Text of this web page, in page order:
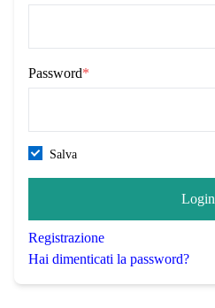
Password*
Salva
Login
Registrazione
Hai dimenticati la password?